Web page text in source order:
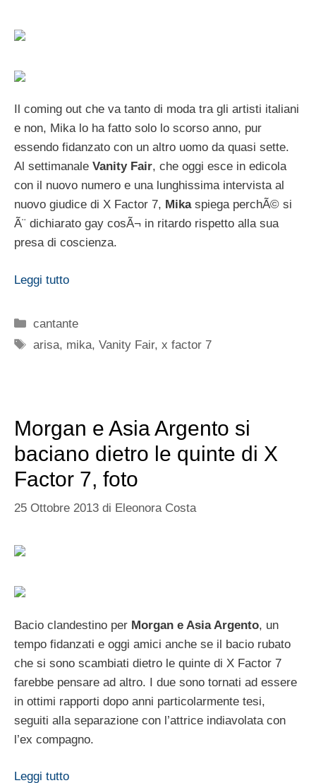
Il coming out che va tanto di moda tra gli artisti italiani
e non, Mika lo ha fatto solo lo scorso anno, pur
essendo fidanzato con un altro uomo da quasi sette.
Al settimanale Vanity Fair, che oggi esce in edicola
con il nuovo numero e una lunghissima intervista al
nuovo giudice di X Factor 7, Mikaspiega perchÃ© si
Ã¨ dichiarato gay cosÃ¬ in ritardo rispetto alla sua
presa di coscienza.
Leggi tutto
Categorie
cantante
Tag
arisa, mika,Vanity Fair,x factor 7
Morgan e Asia Argento si
baciano dietro le quinte di X
Factor 7, foto
25 Ottobre 2013 di Eleonora Costa
Bacio clandestino per Morgan e Asia Argento, un
tempo fidanzati e oggi amici anche se il bacio rubato
che si sono scambiati dietro le quinte di X Factor 7
farebbe pensare ad altro. I due sono tornati ad essere
in ottimi rapporti dopo anni particolarmente tesi,
seguiti alla separazione con l’attrice indiavolata con
l’ex compagno.
Leggi tutto